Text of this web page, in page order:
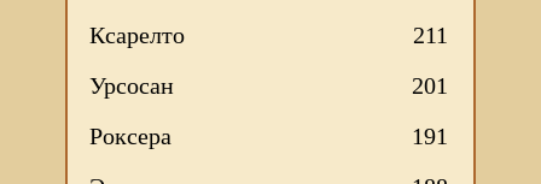
Ксарелто
211
Урсосан
201
Роксера
191